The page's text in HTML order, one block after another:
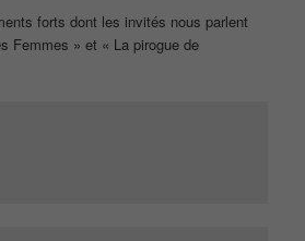
forts dont les invités nous parlent
Femmes » et « La pirogue de